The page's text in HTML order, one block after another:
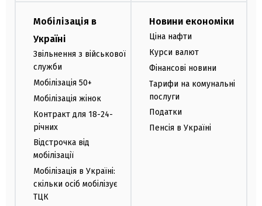
Мобілізація в
Україні
Звільнення з військової
служби
Мобілізація 50+
Мобілізація жінок
Контракт для 18-24-
річних
Відстрочка від
мобілізації
Мобілізація в Україні:
скільки осіб мобілізує
ТЦК
Новини економіки
Ціна нафти
Курси валют
Фінансові новини
Тарифи на комунальні
послуги
Податки
Пенсія в Україні